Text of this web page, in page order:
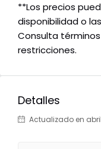
**Los precios
disponibilidad o
Consulta
restricciones.
Detalles
Actualizado en